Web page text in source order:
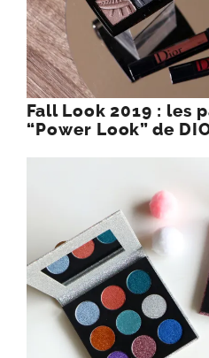
“Power Look” de
Très étonnée par
Glitter de Makeup